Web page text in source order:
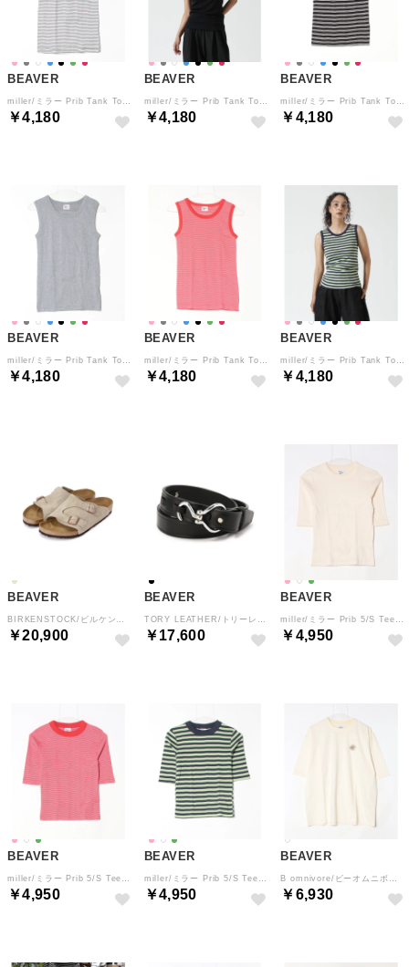
BEAVER
￥4,180
BEAVER
￥4,180
BEAVER
￥4,180
BEAVER
￥4,180
BEAVER
￥4,180
BEAVER
￥4,180
BEAVER
￥20,900
BEAVER
￥17,600
BEAVER
￥4,950
BEAVER
￥4,950
BEAVER
￥4,950
BEAVER
￥6,930